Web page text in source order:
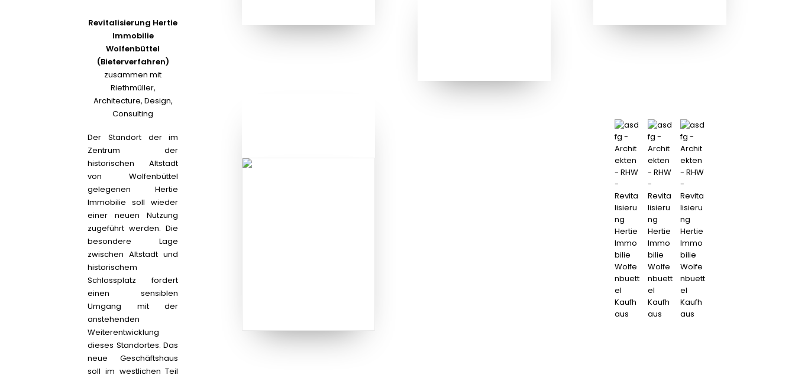
Revitalisierung Hertie
Immobilie
Wolfenbüttel
(Bieterverfahren)
zusammen mit
Riethmüller,
Architecture, Design,
Consulting
Der Standort der im
Zentrum der
historischen Altstadt
von Wolfenbüttel
gelegenen Hertie
Immobilie soll wieder
einer neuen Nutzung
zugeführt werden. Die
besondere Lage
zwischen Altstadt und
historischem
Schlossplatz fordert
einen sensiblen
Umgang mit der
anstehenden
Weiterentwicklung
dieses Standortes. Das
neue Geschäftshaus
soll im westlichen Teil